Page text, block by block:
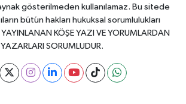
gösterilmeden kullanılamaz. Bu sitede
bütün hakları hukuksal sorumlulukları
KÖŞE YAZI VE YORUMLARDAN
YAZARLARI SORUMLUDUR.